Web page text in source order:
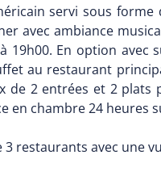
servi sous
avec ambiance
19h00. En option
au restaurant
de 2 entrées et 2
en chambre 24 heures
3 restaurants avec une